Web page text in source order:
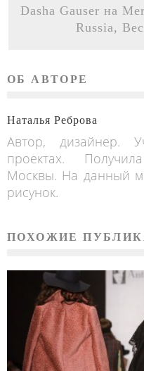
Dasha Gauser на
Russia,
ОБ АВТОРЕ
Наталья Реброва
Автор, дизайнер.
проектах.
Москвы. На данный
рисунок.
ПОХОЖИЕ